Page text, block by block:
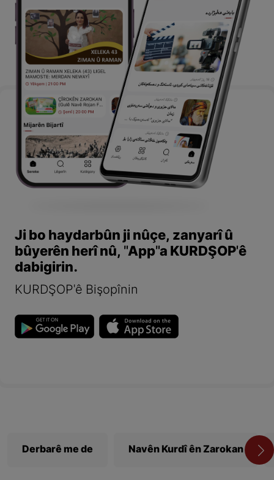
Ji bo haydarbûn ji nûçe, zanyarî û
bûyerên herî nû, "App"a KURDŞOP'ê
dabigirin.
KURDŞOP'ê Bişopînin
Derbarê me de Navên Kurdî ên Zarokan